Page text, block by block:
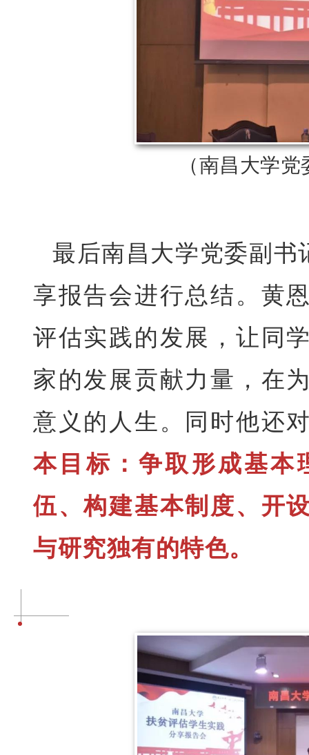
（南昌大学
最后南昌大学党委副
享报告会进行总结。黄
评估实践的发展，让同
家的发展贡献力量，在
意义的人生。同时他还
本目标：争取形成基本
伍、构建基本制度、开
与研究独有的特色。